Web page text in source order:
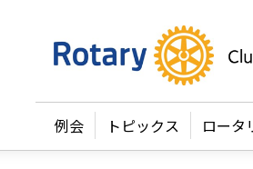
例会 トピックス ロータ